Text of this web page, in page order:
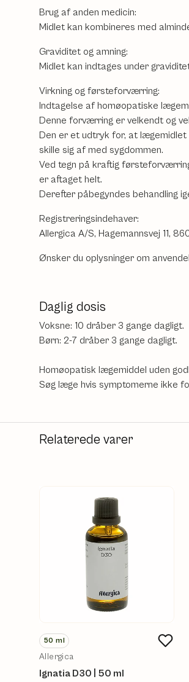
Brug af anden medicin:
Midlet kan kombineres med
Graviditet og amning:
Midlet kan indtages under
Virkning og førsteforværring:
Indtagelse af homøopatiske
Denne forværring er velkendt og
Den er et udtryk for, at
skille sig af med sygdommen.
Ved tegn på kraftig
er aftaget helt.
Derefter påbegyndes behandling
Registreringsindehaver:
Allergica A/S, Hagemannsvej 11,
Ønsker du oplysninger om
Daglig dosis
Voksne: 10 dråber 3 gange dagligt.
Børn: 2-7 dråber 3 gange dagligt.
Homøopatisk lægemiddel uden
Søg læge hvis symptomerne ikke
Relaterede varer
50 ml
Allergica
Ignatia D30 | 50 ml